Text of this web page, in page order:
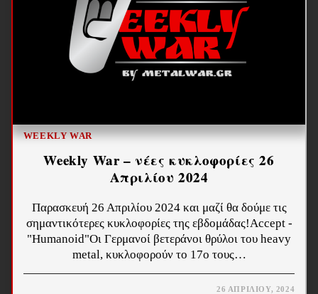
WEEKLY WAR
Weekly War – νέες κυκλοφορίες 26
Απριλίου 2024
Παρασκευή 26 Απριλίου 2024 και μαζί θα δούμε τις
σημαντικότερες κυκλοφορίες της εβδομάδας!Accept -
"Humanoid"Οι Γερμανοί βετεράνοι θρύλοι του heavy
metal, κυκλοφορούν το 17ο τους…
26 ΑΠΡΙΛΊΟΥ, 2024